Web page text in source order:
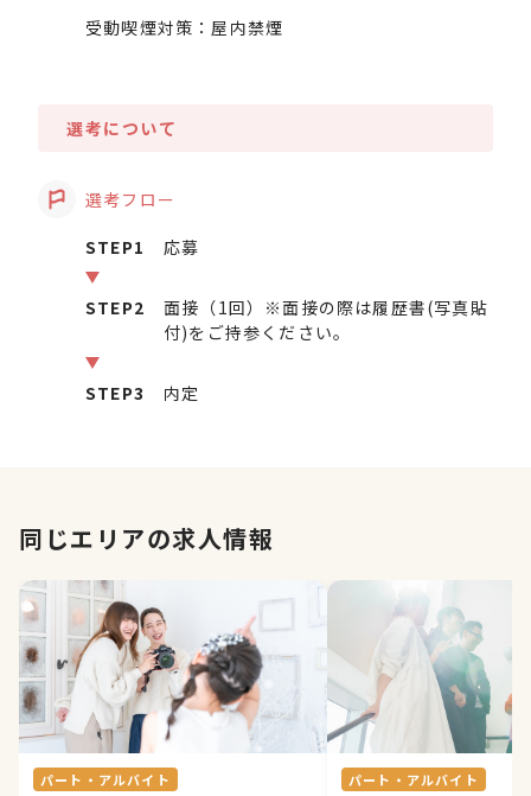
受動喫煙対策：屋内禁煙
選考について
選考フロー
STEP1 応募
STEP2
面接（1回）※面接の際は履歴書(写真貼
付)をご持参ください。
STEP3 内定
同じエリアの求人情報
パート・アルバイト
パート・アルバイト